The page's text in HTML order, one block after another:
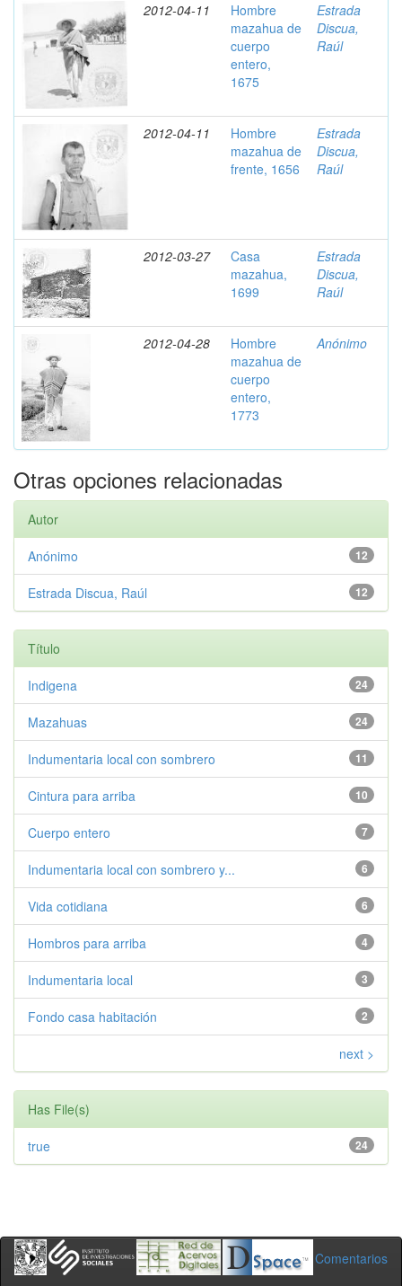
2012-04-11
Hombre
mazahua de
cuerpo
entero,
1675
Estrada
Discua,
Raúl
2012-04-11
Hombre
mazahua de
frente, 1656
Estrada
Discua,
Raúl
2012-03-27
Casa
mazahua,
1699
Estrada
Discua,
Raúl
2012-04-28
Hombre
mazahua de
cuerpo
entero,
1773
Anónimo
Otras opciones relacionadas
Autor
12
Anónimo
12
Estrada Discua, Raúl
Título
24
Indigena
24
Mazahuas
11
Indumentaria local con sombrero
10
Cintura para arriba
7
Cuerpo entero
6
Indumentaria local con sombrero y...
6
Vida cotidiana
4
Hombros para arriba
3
Indumentaria local
2
Fondo casa habitación
next >
Has File(s)
24
true
Comentarios